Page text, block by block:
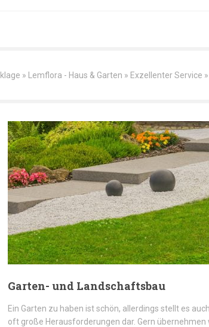
» Lemflora - Haus & Garten » Exzellenter Service »
Garten- und Landschaftsbau
Ein Garten zu haben ist schön, allerdings stellt es auch
oft große Herausforderungen dar. Gern übernehmen